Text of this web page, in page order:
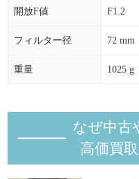
2024年06月
開放F値 F1.2
フィルター径 72 mm
重量 1025 g
なぜ中古
高価買